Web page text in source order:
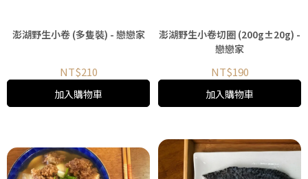
澎湖野生小卷 (多隻裝) - 戀戀家
NT$210
加入購物車
澎湖野生小卷切圈 (200g±20g) -
戀戀家
NT$190
加入購物車